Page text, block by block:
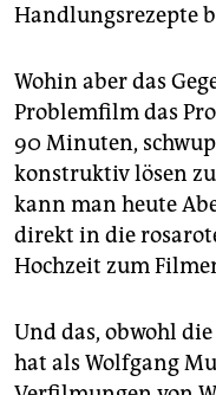
Handlungsrezepte
Wohin aber das
Problemfilm das
90 Minuten,
konstruktiv lösen
kann man heute
direkt in die
Hochzeit zum
Und das, obwohl
hat als Wolfgang